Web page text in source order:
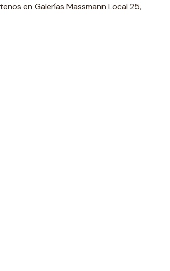
en Galerías Massmann Local 25,